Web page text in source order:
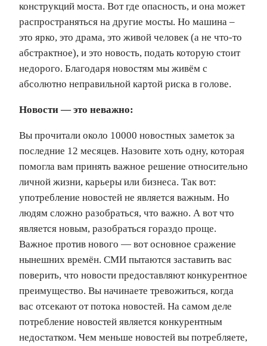
конструкций моста. Вот где опасность, и она может
распространяться на другие мосты. Но машина –
это ярко, это драма, это живой человек (а не что-то
абстрактное), и это новость, подать которую стоит
недорого. Благодаря новостям мы живём с
абсолютно неправильной картой риска в голове.
Новости — это неважно:
Вы прочитали около 10000 новостных заметок за
последние 12 месяцев. Назовите хоть одну, которая
помогла вам принять важное решение относительно
личной жизни, карьеры или бизнеса. Так вот:
употребление новостей не является важным. Но
людям сложно разобраться, что важно. А вот что
является новым, разобраться гораздо проще.
Важное против нового — вот основное сражение
нынешних времён. СМИ пытаются заставить вас
поверить, что новости предоставляют конкурентное
преимущество. Вы начинаете тревожиться, когда
вас отсекают от потока новостей. На самом деле
потребление новостей является конкурентным
недостатком. Чем меньше новостей вы потребляете,